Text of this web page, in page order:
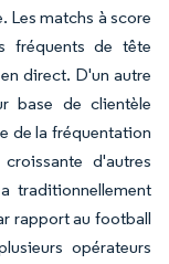
Les matchs à score
fréquents de tête
direct. D'un autre
base de clientèle
de la fréquentation
d'autres
traditionnellement
rapport au football
opérateurs